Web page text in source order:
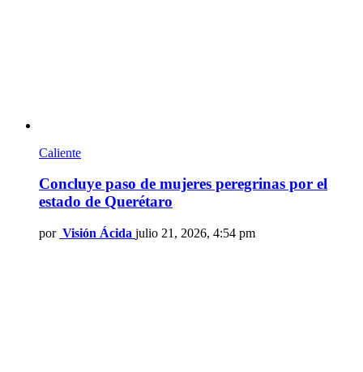
Caliente
Concluye paso de mujeres peregrinas por el
estado de Querétaro
por Visión Ácida julio 21, 2026, 4:54 pm